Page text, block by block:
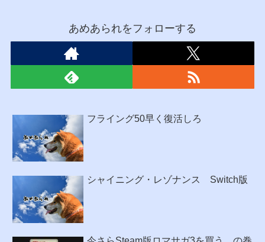
あめあられをフォローする
フライング50早く復活しろ
シャイニング・レゾナンス Switch版